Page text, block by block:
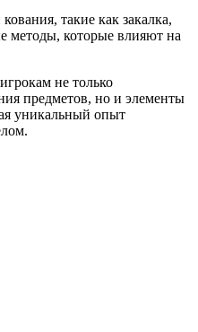
такие как закалка,
методы, которые влияют на
не только
предметов, но и элементы
уникальный опыт